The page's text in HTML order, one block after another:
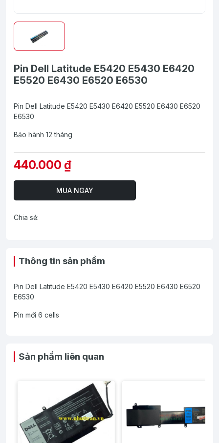
Pin Dell Latitude E5420 E5430 E6420
E5520 E6430 E6520 E6530
Pin Dell Latitude E5420 E5430 E6420 E5520 E6430 E6520
E6530
Bảo hành 12 tháng
440.000 ₫
MUA NGAY
Chia sẻ:
Thông tin sản phẩm
Pin Dell Latitude E5420 E5430 E6420 E5520 E6430 E6520
E6530
Pin mới 6 cells
Sản phẩm liên quan